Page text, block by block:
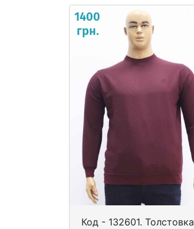
1400
грн.
Код - 132601. Толстовка